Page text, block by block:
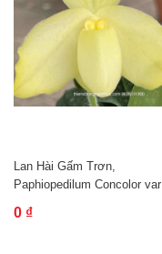
Lan Hài Gấm Trơn,
Paphiopedilum Concolor var
0 ₫